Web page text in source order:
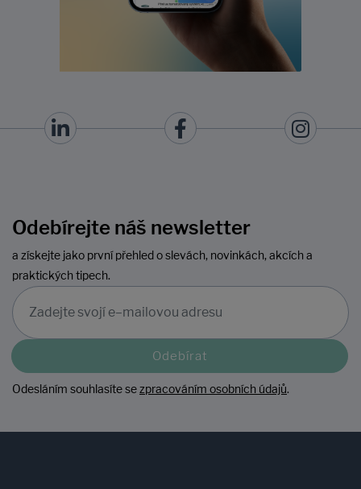
Odebírejte náš newsletter
a získejte jako první přehled o slevách, novinkách, akcích a
praktických tipech.
Odebírat
Odesláním souhlasíte sezpracováním osobních údajů.